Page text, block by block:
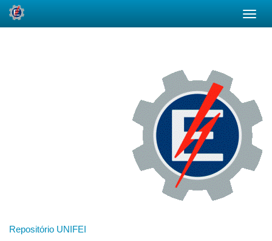
Repositório UNIFEI